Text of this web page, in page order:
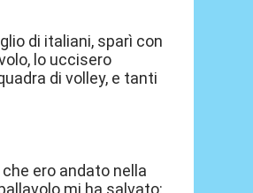
di italiani, sparì con
lo uccisero
di volley, e tanti
ero andato nella
mi ha salvato: